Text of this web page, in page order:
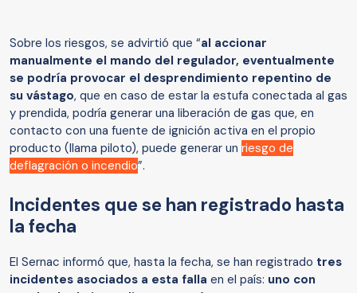
Sobre los riesgos, se advirtió que “al accionar
manualmente el mando del regulador, eventualmente
se podría provocar el desprendimiento repentino de
su vástago, que en caso de estar la estufa conectada al gas
y prendida, podría generar una liberación de gas que, en
contacto con una fuente de ignición activa en el propio
producto (llama piloto), puede generar un riesgo de
deflagración o incendio”.
Incidentes que se han registrado hasta
la fecha
El Sernac informó que, hasta la fecha, se han registrado tres
incidentes asociados a esta falla en el país: uno con